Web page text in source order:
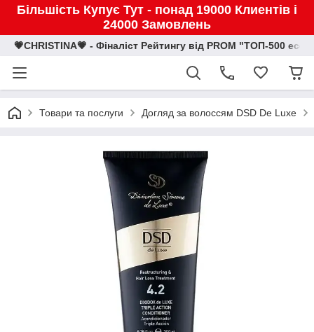
Більшість Купує Тут - понад 19000 Клиентів і
24000 Замовлень
💗CHRISTINA💗 - Фіналіст Рейтингу від PROM "ТОП-500
Товари та послуги Догляд за волоссям DSD De Luxe